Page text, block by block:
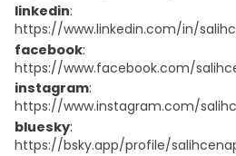
linkedin:
https://www.linkedin.com/in/
facebook:
https://www.facebook.com/
instagram:
https://www.instagram.com/
bluesky:
https://bsky.app/profile/